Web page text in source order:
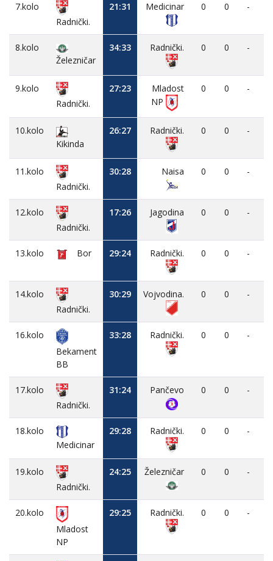
7.kolo
Radnički.
21:31 Medicinar 0 0 -
8.kolo
Železničar
34:33 Radnički. 0 0 -
9.kolo
Radnički.
27:23
Mladost
NP
0 0 -
10.kolo
Kikinda
26:27 Radnički. 0 0 -
11.kolo
Radnički.
30:28 Naisa 0 0 -
12.kolo
Radnički.
17:26 Jagodina 0 0 -
13.kolo Bor 29:24 Radnički. 0 0 -
14.kolo
Radnički.
30:29 Vojvodina. 0 0 -
16.kolo
Bekament
BB
33:28 Radnički. 0 0 -
17.kolo
Radnički.
31:24 Pančevo 0 0 -
18.kolo
Medicinar
29:28 Radnički. 0 0 -
19.kolo
Radnički.
24:25 Železničar 0 0 -
20.kolo
Mladost
NP
29:25 Radnički. 0 0 -